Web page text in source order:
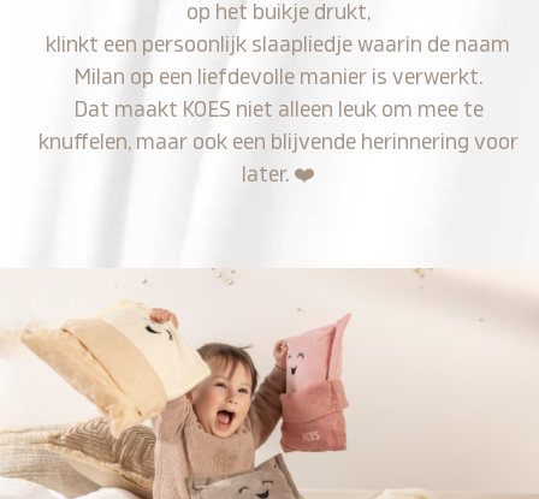
op het buikje drukt,
klinkt een persoonlijk slaapliedje waarin de naam
Milan op een liefdevolle manier is verwerkt.
Dat maakt KOES niet alleen leuk om mee te
knuffelen, maar ook een blijvende herinnering voor
later. ❤️